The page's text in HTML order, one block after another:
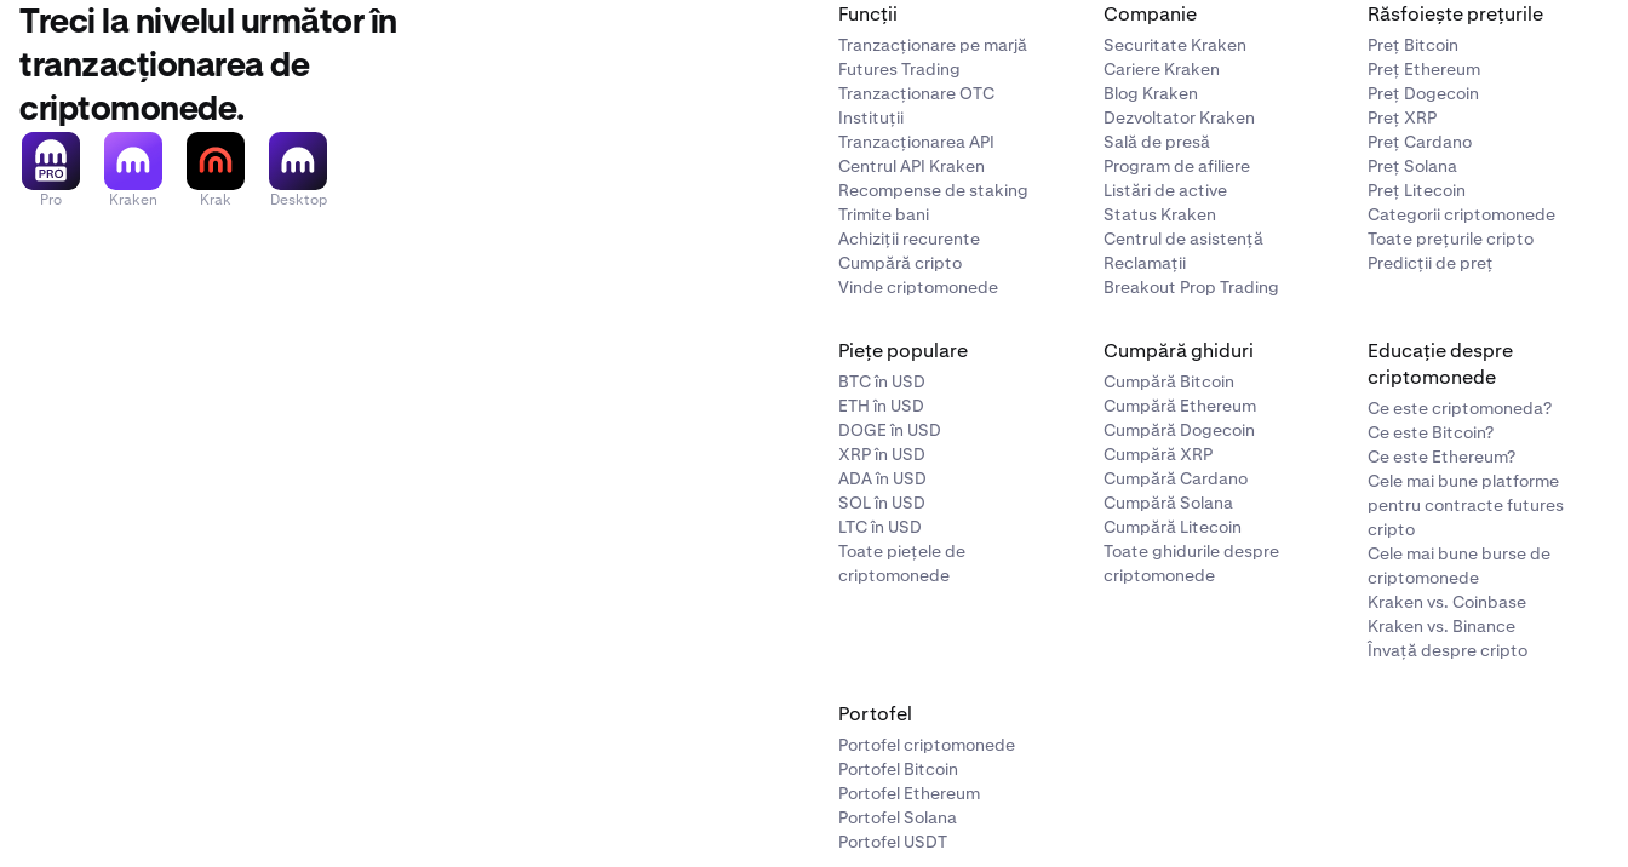
Treci la nivelul următor în
tranzacționarea de
criptomonede.
Pro Kraken Krak Desktop
Funcții
Tranzacționare pe marjă
Futures Trading
Tranzacționare OTC
Instituții
Tranzacționarea API
Centrul API Kraken
Recompense de staking
Trimite bani
Achiziții recurente
Cumpără cripto
Vinde criptomonede
Companie
Securitate Kraken
Cariere Kraken
Blog Kraken
Dezvoltator Kraken
Sală de presă
Program de afiliere
Listări de active
Status Kraken
Centrul de asistență
Reclamații
Breakout Prop Trading
Răsfoiește prețurile
Preț Bitcoin
Preț Ethereum
Preț Dogecoin
Preț XRP
Preț Cardano
Preț Solana
Preț Litecoin
Categorii criptomonede
Toate prețurile cripto
Predicții de preț
Piețe populare
BTC în USD
ETH în USD
DOGE în USD
XRP în USD
ADA în USD
SOL în USD
LTC în USD
Toate piețele de
criptomonede
Cumpără ghiduri
Cumpără Bitcoin
Cumpără Ethereum
Cumpără Dogecoin
Cumpără XRP
Cumpără Cardano
Cumpără Solana
Cumpără Litecoin
Toate ghidurile despre
criptomonede
Educație despre
criptomonede
Ce este criptomoneda?
Ce este Bitcoin?
Ce este Ethereum?
Cele mai bune platforme
pentru contracte futures
cripto
Cele mai bune burse de
criptomonede
Kraken vs. Coinbase
Kraken vs. Binance
Învață despre cripto
Portofel
Portofel criptomonede
Portofel Bitcoin
Portofel Ethereum
Portofel Solana
Portofel USDT